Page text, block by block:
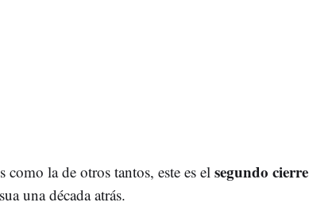
la de otros tantos, este es el segundo cierre
una década atrás.